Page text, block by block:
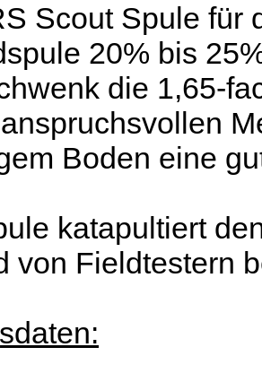
Scout Spule für
20% bis
die 1,65-
Boden eine
katapultiert
von Fieldtestern